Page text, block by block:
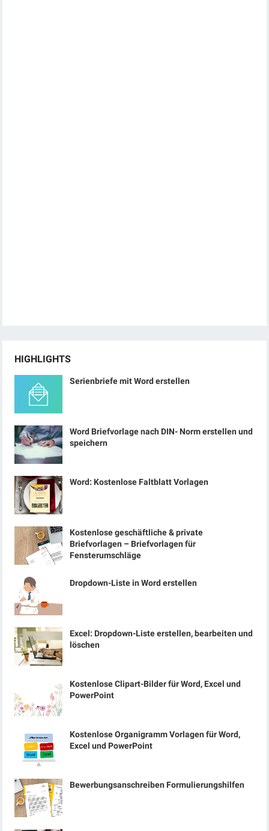
HIGHLIGHTS
Serienbriefe mit Word erstellen
Word Briefvorlage nach DIN- Norm erstellen und
speichern
Word: Kostenlose Faltblatt Vorlagen
Kostenlose geschäftliche & private
Briefvorlagen – Briefvorlagen für
Fensterumschläge
Dropdown-Liste in Word erstellen
Excel: Dropdown-Liste erstellen, bearbeiten und
löschen
Kostenlose Clipart-Bilder für Word, Excel und
PowerPoint
Kostenlose Organigramm Vorlagen für Word,
Excel und PowerPoint
Bewerbungsanschreiben Formulierungshilfen